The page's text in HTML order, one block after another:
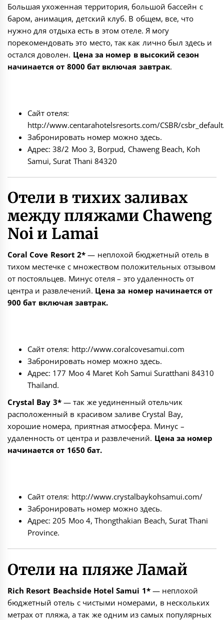
Большая ухоженная территория, большой бассейн с
баром, анимация, детский клуб. В общем, все, что
нужно для отдыха есть в этом отеле. Я могу
порекомендовать это место, так как лично был здесь и
остался доволен. Цена за номер в высокий сезон
начинается от 8000 бат включая завтрак.
Сайт отеля:
http://www.centarahotelsresorts.com/CSBR/
Забронировать номер можно здесь.
Адрес: 38/2 Moo 3, Borpud, Chaweng Beach, Koh
Samui, Surat Thani 84320
Отели в тихих заливах
между пляжами Chaweng
Noi и Lamai
Coral Cove Resort 2*— неплохой бюджетный отель в
тихом местечке с множеством положительных отзывом
от постояльцев. Минус отеля – это удаленность от
центра и развлечений. Цена за номер начинается от
900 бат включая завтрак.
Сайт отеля: http://www.coralcovesamui.com
Забронировать номер можно здесь.
Адрес: 177 Moo 4 Maret Koh Samui Suratthani 84310
Thailand.
Crystal Bay 3*— так же уединенный отельчик
расположенный в красивом заливе Crystal Bay,
хорошие номера, приятная атмосфера. Минус –
удаленность от центра и развлечений. Цена за номер
начинается от 1650 бат.
Сайт отеля: http://www.crystalbaykohsamui.com/
Забронировать номер можно здесь.
Адрес: 205 Moo 4, Thongthakian Beach, Surat Thani
Province.
Отели на пляже Ламай
Rich Resort Beachside Hotel Samui 1*— неплохой
бюджетный отель с чистыми номерами, в нескольких
метрах от пляжа, а так же одним из самых популярных